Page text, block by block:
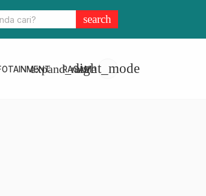
Ulang Kompetensi Pelayanan
search
RAGAM
expand_morelight_mode